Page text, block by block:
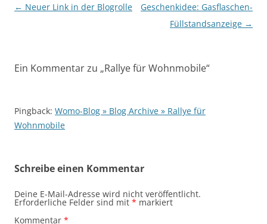
Beitragsnavigation
← Neuer Link in der Blogrolle
Geschenkidee: Gasflaschen-
Füllstandsanzeige →
Ein Kommentar zu „Rallye für Wohnmobile“
Pingback: Womo-Blog » Blog Archive » Rallye für
Wohnmobile
Schreibe einen Kommentar
Deine E-Mail-Adresse wird nicht veröffentlicht.
Erforderliche Felder sind mit * markiert
Kommentar *